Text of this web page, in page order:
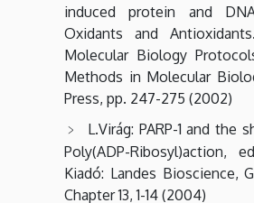
induced protein and
Oxidants and
Molecular Biology
Methods in Molecular
Press, pp. 247-275 (2002)
L.Virág: PARP-1 and the
Poly(ADP-Ribosyl)action,
Kiadó: Landes Bioscience,
Chapter 13, 1-14 (2004)